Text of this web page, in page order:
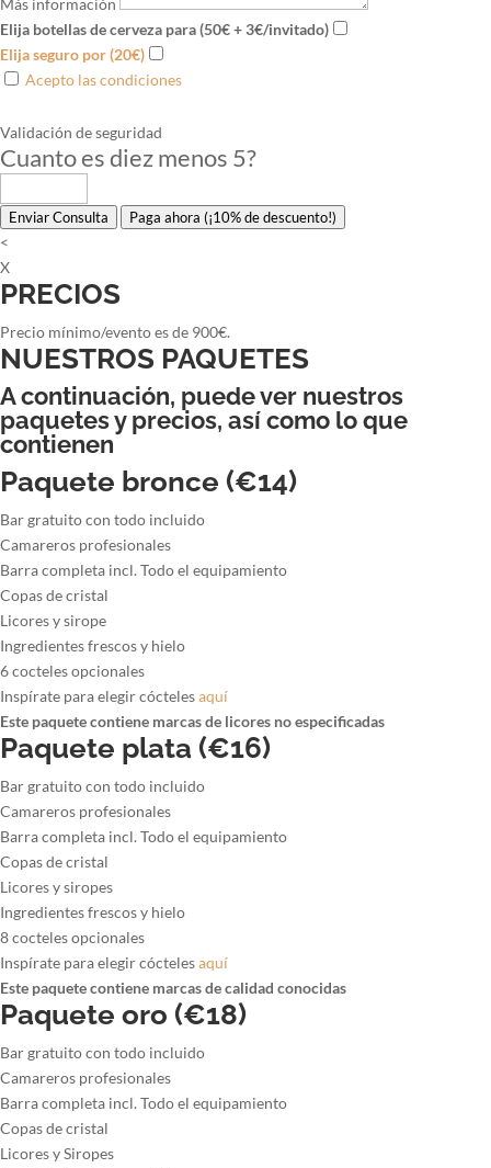
Más información
Elija botellas de cerveza para (50€ + 3€/invitado)
Elija seguro por (20€)
Acepto las condiciones
Validación de seguridad
Cuanto es diez menos 5?
Enviar Consulta Paga ahora (¡10% de descuento!)
<
X
PRECIOS
Precio mínimo/evento es de 900€.
NUESTROS PAQUETES
A continuación, puede ver nuestros
paquetes y precios, así como lo que
contienen
Paquete bronce (€14)
Bar gratuito con todo incluido
Camareros profesionales
Barra completa incl. Todo el equipamiento
Copas de cristal
Licores y sirope
Ingredientes frescos y hielo
6 cocteles opcionales
Inspírate para elegir cóctelesaquí
Este paquete contiene marcas de licores no especificadas
Paquete plata (€16)
Bar gratuito con todo incluido
Camareros profesionales
Barra completa incl. Todo el equipamiento
Copas de cristal
Licores y siropes
Ingredientes frescos y hielo
8 cocteles opcionales
Inspírate para elegir cóctelesaquí
Este paquete contiene marcas de calidad conocidas
Paquete oro (€18)
Bar gratuito con todo incluido
Camareros profesionales
Barra completa incl. Todo el equipamiento
Copas de cristal
Licores y Siropes